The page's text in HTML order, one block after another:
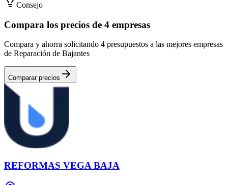
Consejo
Compara los precios de 4 empresas
Compara y ahorra solicitando 4 presupuestos a las mejores empresas
de Reparación de Bajantes
Comparar precios
REFORMAS VEGA BAJA